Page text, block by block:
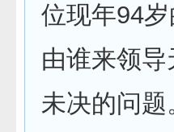
位现年94
由谁来领
未决的问题